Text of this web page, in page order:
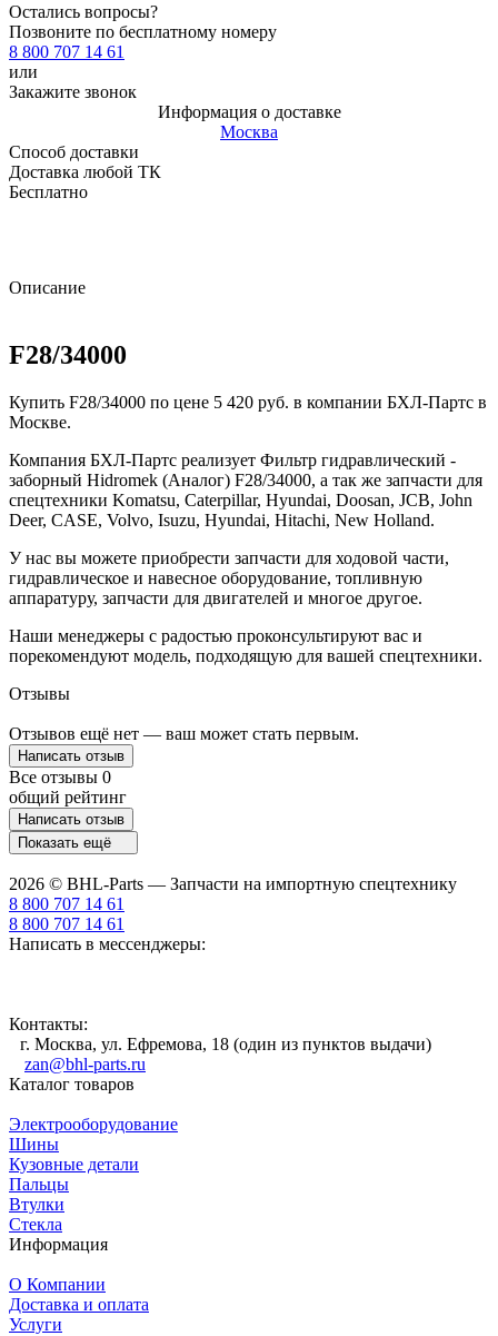
Остались вопросы?
Позвоните по бесплатному номеру
8 800 707 14 61
или
Закажите звонок
Информация о доставке
Москва
Способ доставки
Доставка любой ТК
Бесплатно
Описание
F28/34000
Купить F28/34000 по цене 5 420 руб. в компании БХЛ-Партс в
Москве.
Компания БХЛ-Партс реализует Фильтр гидравлический -
заборный Hidromek (Аналог) F28/34000, а так же запчасти для
спецтехники Komatsu, Caterpillar, Hyundai, Doosan, JCB, John
Deer, CASE, Volvo, Isuzu, Hyundai, Hitachi, New Holland.
У нас вы можете приобрести запчасти для ходовой части,
гидравлическое и навесное оборудование, топливную
аппаратуру, запчасти для двигателей и многое другое.
Наши менеджеры с радостью проконсультируют вас и
порекомендуют модель, подходящую для вашей спецтехники.
Отзывы
Отзывов ещё нет — ваш может стать первым.
Написать отзыв
Все отзывы 0
общий рейтинг
Написать отзыв
Показать ещё
2026 © BHL-Parts — Запчасти на импортную спецтехнику
8 800 707 14 61
8 800 707 14 61
Написать в мессенджеры:
Контакты:
г. Москва, ул. Ефремова, 18 (один из пунктов выдачи)
zan@bhl-parts.ru
Каталог товаров
Электрооборудование
Шины
Кузовные детали
Пальцы
Втулки
Стекла
Информация
О Компании
Доставка и оплата
Услуги